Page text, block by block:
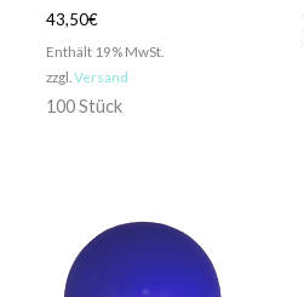
43,50€
Enthält 19% MwSt.
zzgl. Versand
100 Stück